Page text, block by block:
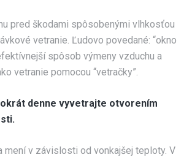
pred škodami spôsobenými vlhkosťou
vetranie. Ľudovo povedané: “okno
spôsob výmeny vzduchu a
vetranie pomocou “vetračky”.
denne vyvetrajte otvorením
mení v závislosti od vonkajšej teploty. V